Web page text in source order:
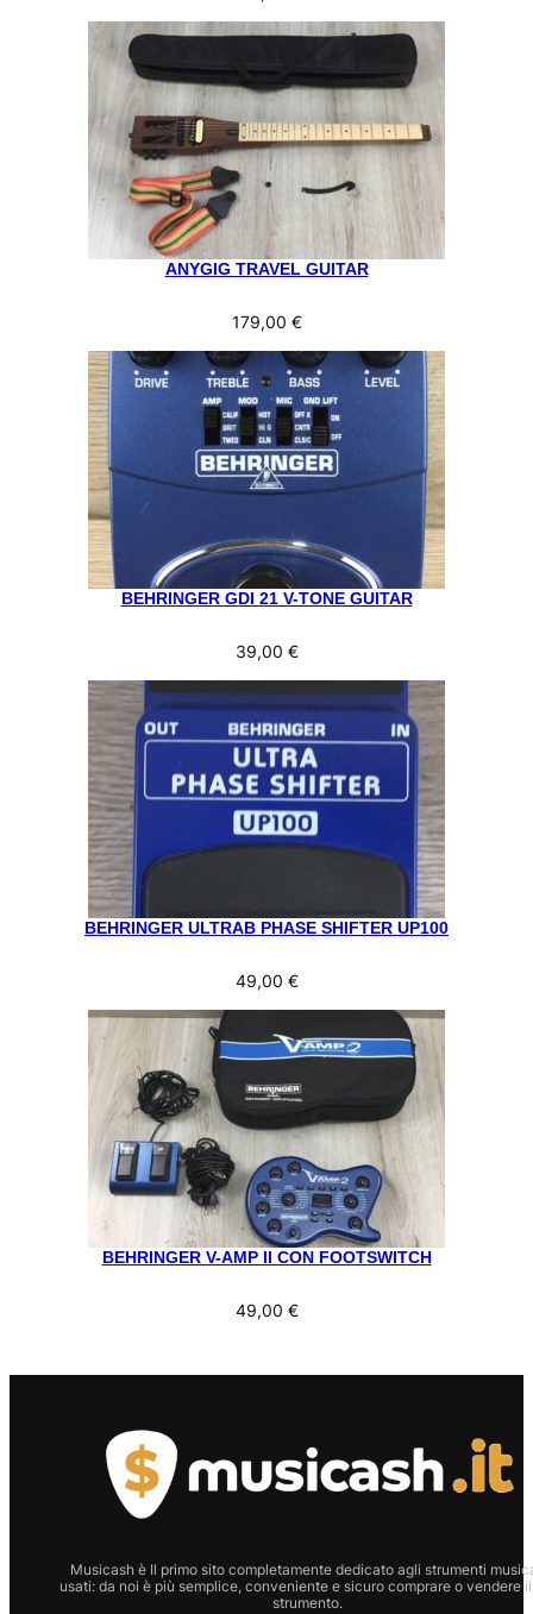
ANYGIG TRAVEL GUITAR
179,00 €
BEHRINGER GDI 21 V-TONE GUITAR
39,00 €
BEHRINGER ULTRAB PHASE SHIFTER UP100
49,00 €
BEHRINGER V-AMP II CON FOOTSWITCH
49,00 €
Musicash è Il primo sito completamente dedicato agli strumenti
usati: da noi è più semplice, conveniente e sicuro comprare o vendere
strumento.